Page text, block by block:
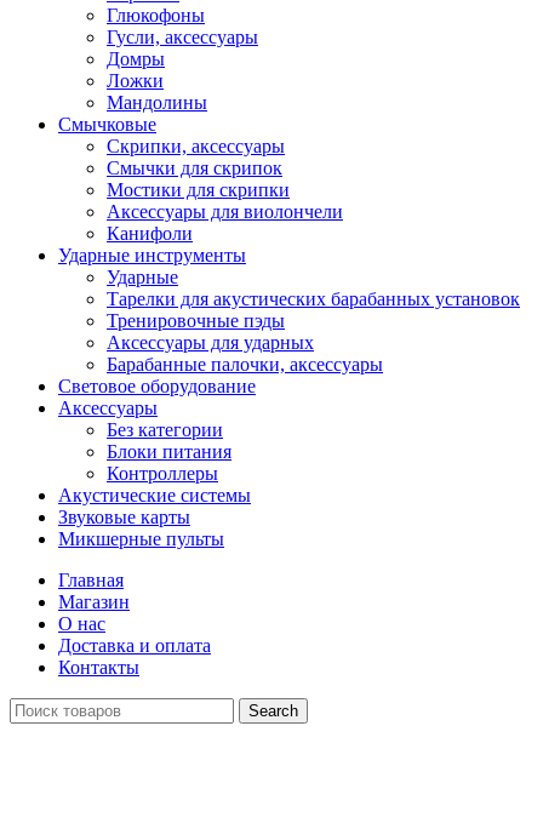
Глюкофоны
Гусли, аксессуары
Домры
Ложки
Мандолины
Смычковые
Скрипки, аксессуары
Смычки для скрипок
Мостики для скрипки
Аксессуары для виолончели
Канифоли
Ударные инструменты
Ударные
Тарелки для акустических барабанных установок
Тренировочные пэды
Аксессуары для ударных
Барабанные палочки, аксессуары
Световое оборудование
Аксессуары
Без категории
Блоки питания
Контроллеры
Акустические системы
Звуковые карты
Микшерные пульты
Главная
Магазин
О нас
Доставка и оплата
Контакты
Search